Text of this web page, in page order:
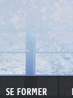
SE FORMER